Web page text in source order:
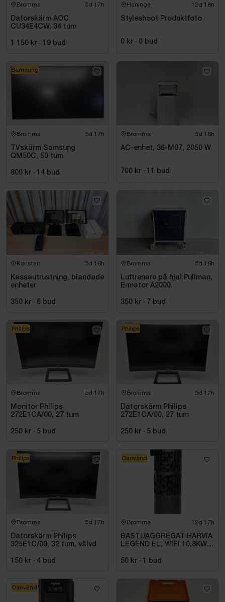
Bromma 5d 17h
Datorskärm AOC
CU34E4CW, 34 tum
1 150 kr · 19 bud
Haninge 12d 18h
Styleshoot Produktfoto
0 kr · 0 bud
Bromma 5d 17h
TVskärm Samsung
QM50C, 50 tum
800 kr · 14 bud
Samsung
Bromma 5d 16h
AC-enhet, 36-M07, 2050 W
700 kr · 11 bud
Karlstad 5d 16h
Kassautrustning, blandade
enheter
350 kr · 6 bud
Bromma 5d 16h
Luftrenare på hjul Pullman,
Ermator A2000.
350 kr · 7 bud
Bromma 5d 17h
Monitor Philips
272E1CA/00, 27 tum
250 kr · 5 bud
Philips
Bromma 5d 17h
Datorskärm Philips
272E1CA/00, 27 tum
250 kr · 5 bud
Philips
Bromma 5d 17h
Datorskärm Philips
325E1C/00, 32 tum, välvd
150 kr · 4 bud
Philips
Bromma 12d 17h
BASTUAGGREGAT HARVIA
LEGEND EL, WIFI 10,8KW
50 kr · 1 bud
Oanvänd
Oanvänd